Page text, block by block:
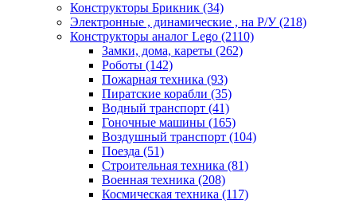
Конструкторы Брикник (34)
Электронные , динамические , на Р/У(218)
Конструкторы аналог Lego (2110)
Замки, дома, кареты (262)
Роботы (142)
Пожарная техника (93)
Пиратские корабли (35)
Водный транспорт (41)
Гоночные машины (165)
Воздушный транспорт (104)
Поезда (51)
Строительная техника (81)
Военная техника (208)
Космическая техника (117)